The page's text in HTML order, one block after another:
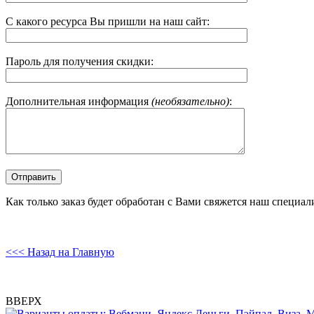
С какого ресурса Вы пришли на наш сайт:
Пароль для получения скидки:
Дополнительная информация (необязательно):
Как только заказ будет обработан с Вами свяжется наш
<<< Назад на Главную
ВВЕРХ